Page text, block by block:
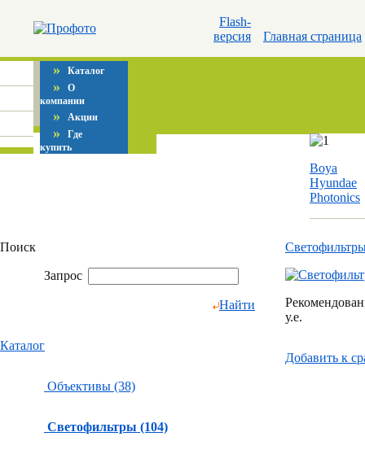
Flash-
версия
Главная страница
» Каталог
» О
компании
» Акции
» Где
купить
Boya
Hyundae
Photonics
Поиск
Запрос
Найти
Каталог
Объективы (38)
Светофильтры (104)
у.е.
Добавить к